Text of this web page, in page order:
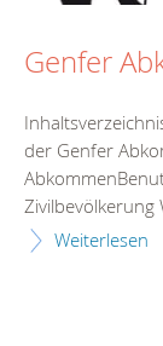
Genfer
der Genfer
Zivilbevölkerung
Weiterlesen